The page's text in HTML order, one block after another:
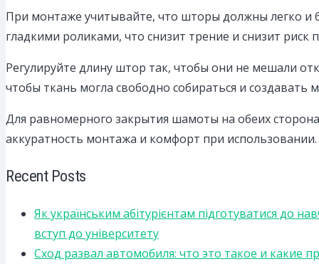
При монтаже учитывайте, что шторы должны легко и
гладкими роликами, что снизит трение и снизит риск
Регулируйте длину штор так, чтобы они не мешали
чтобы ткань могла свободно собираться и создавать
Для равномерного закрытия шамоты на обеих
аккуратность монтажа и комфорт при использовании.
Recent Posts
Як українським абітурієнтам підготуватися до
вступ до університету
Сход развал автомобиля: что это такое и какие